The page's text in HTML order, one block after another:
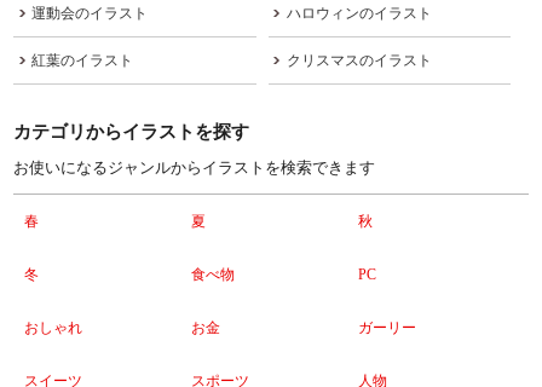
運動会のイラスト ハロウィンのイラスト
紅葉のイラスト クリスマスのイラスト
カテゴリからイラストを探す
お使いになるジャンルからイラストを検索できます
春 夏 秋
冬 食べ物 PC
おしゃれ お金 ガーリー
スイーツ スポーツ 人物